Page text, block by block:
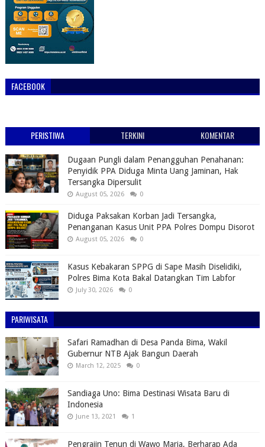
FACEBOOK
PERISTIWA TERKINI KOMENTAR
Dugaan Pungli dalam Penangguhan Penahanan:
Penyidik PPA Diduga Minta Uang Jaminan, Hak
Tersangka Dipersulit
August 05, 2026 0
Diduga Paksakan Korban Jadi Tersangka,
Penanganan Kasus Unit PPA Polres Dompu Disorot
August 05, 2026 0
Kasus Kebakaran SPPG di Sape Masih Diselidiki,
Polres Bima Kota Bakal Datangkan Tim Labfor
July 30, 2026 0
PARIWISATA
Safari Ramadhan di Desa Panda Bima, Wakil
Gubernur NTB Ajak Bangun Daerah
March 12, 2025 0
Sandiaga Uno: Bima Destinasi Wisata Baru di
Indonesia
June 13, 2021 1
Pengrajin Tenun di Wawo Maria, Berharap Ada